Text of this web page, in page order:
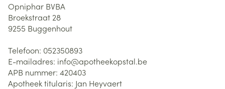
Opniphar BVBA
Broekstraat 28
9255 Buggenhout
Telefoon: 052350893
E-mailadres: info@apotheekopstal.be
APB nummer: 420403
Apotheek titularis: Jan Heyvaert